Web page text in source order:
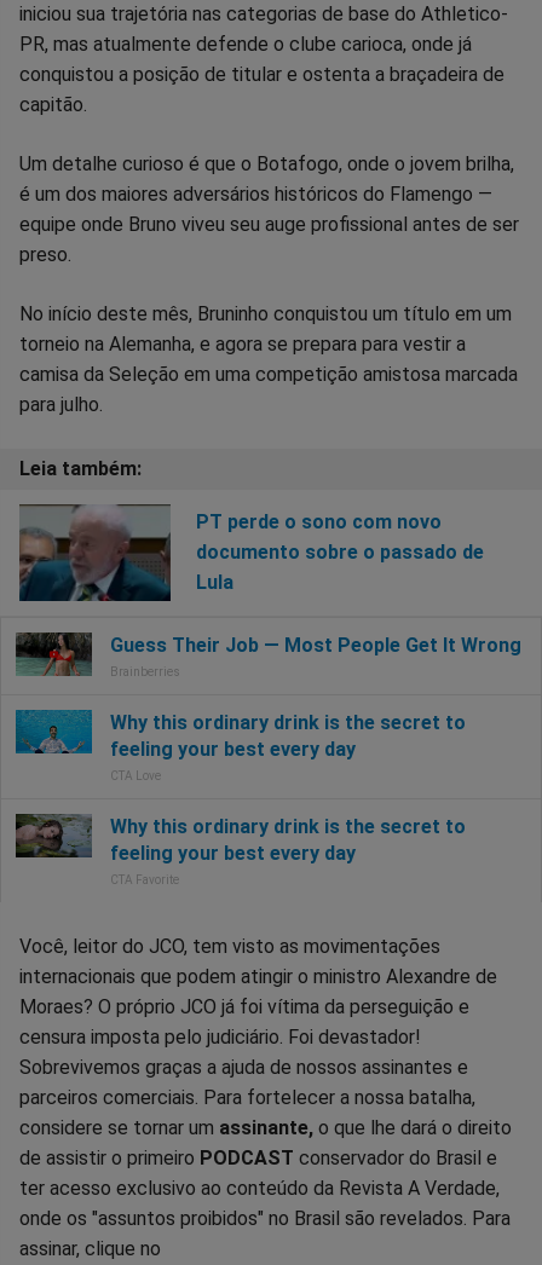
iniciou sua trajetória nas categorias de base do Athletico-
PR, mas atualmente defende o clube carioca, onde já
conquistou a posição de titular e ostenta a braçadeira de
capitão.
Um detalhe curioso é que o Botafogo, onde o jovem brilha,
é um dos maiores adversários históricos do Flamengo —
equipe onde Bruno viveu seu auge profissional antes de ser
preso.
No início deste mês, Bruninho conquistou um título em um
torneio na Alemanha, e agora se prepara para vestir a
camisa da Seleção em uma competição amistosa marcada
para julho.
PT perde o sono com novo
documento sobre o passado de
Lula
Você, leitor do JCO, tem visto as movimentações
internacionais que podem atingir o ministro Alexandre de
Moraes? O próprio JCO já foi vítima da perseguição e
censura imposta pelo judiciário. Foi devastador!
Sobrevivemos graças a ajuda de nossos assinantes e
parceiros comerciais. Para fortelecer a nossa batalha,
considere se tornar um assinante, o que lhe dará o direito
de assistir o primeiro PODCAST conservador do Brasil e
ter acesso exclusivo ao conteúdo da Revista A Verdade,
onde os "assuntos proibidos" no Brasil são revelados. Para
assinar, clique no